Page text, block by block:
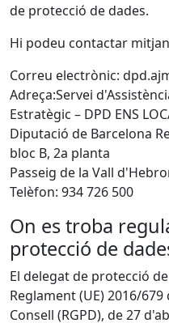
de protecció de dades.
Hi podeu contactar
Correu electrònic:
Adreça:Servei
Estratègic – DPD ENS
Diputació de Barcelona
bloc B, 2a planta
Passeig de la Vall
Telèfon: 934 726 500
On es troba
protecció de
El delegat de protecció
Reglament (UE) 2016/
Consell (RGPD), de 27